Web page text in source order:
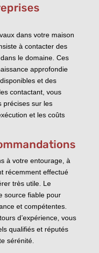
dans votre maison
à contacter des
le domaine. Ces
approfondie
et des
contactant, vous
précises sur les
et les coûts
à votre entourage, à
récemment effectué
très utile. Le
source fiable pour
et compétentes.
d’expérience, vous
qualifiés et réputés
sérénité.